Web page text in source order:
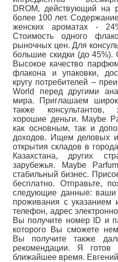
DROM, действующий
более 100 лет.
женских ароматах -
Стоимость одного
рыночных цен. Для
большие скидки (до
Высокое качество
флакона и упаковки,
кругу потребителей –
World перед другими
мира. Приглашаем
также консультантов,
хорошие деньги. Maybe
как основным, так и
доходов. Ищем деловых
открытия складов в
Казахстана, других
зарубежья. Maybe
стабильный бизнес.
бесплатно. Отправьте,
следующие данные:
проживания с указанием
телефон, адрес
Вы получите номер ID и
которого Вы сможете
Вы получите также
рекомендации. Я готов
ближайшее время.